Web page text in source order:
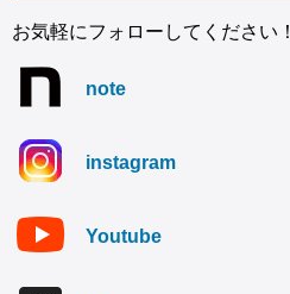
お気軽にフォローしてください！
note
instagram
Youtube